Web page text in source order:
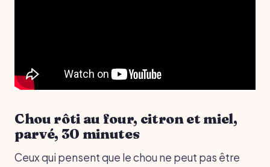
Chou rôti au four, citron et miel,
parvé, 30 minutes
Ceux qui pensent que le chou ne peut pas être